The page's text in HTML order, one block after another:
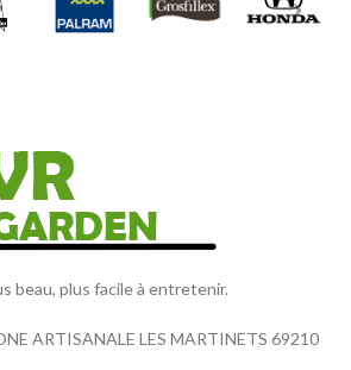
beau, plus facile à entretenir.
ARTISANALE LES MARTINETS 69210